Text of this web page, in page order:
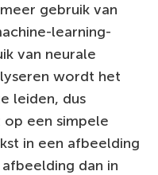
gebruik van
learning-
van neurale
wordt het
leiden, dus
een simpele
in een afbeelding
dan in